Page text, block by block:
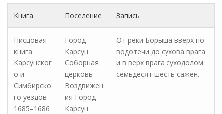
Книга Поселение Запись
Писцовая
книга
Карсунског
о и
Симбирско
го уездов
1685–1686
Город
Карсун
Соборная
церковь
Воздвижен
ия Город
Карсун.
От реки Борыша вверх по
водотечи до сухова врага
и в верх врага суходолом
семьдесят шесть сажен.